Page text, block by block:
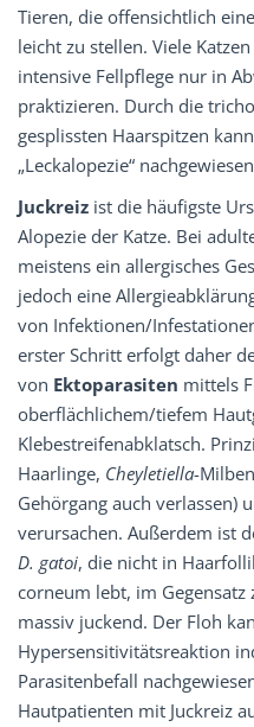
Tieren, die offensichtlich
leicht zu stellen. Viele
intensive Fellpflege nur in
praktizieren. Durch die
gesplissten Haarspitzen
„Leckalopezie“
Juckreiz ist die häufigste
Alopezie der Katze. Bei
meistens ein allergisches
jedoch eine
von Infektionen/
erster Schritt erfolgt daher
von Ektoparasiten mittels
oberflächlichem/tiefem
Klebestreifenabklatsch.
Haarlinge, Cheyletiella-
Gehörgang auch verlassen)
verursachen. Außerdem ist
D. gatoi, die nicht in
corneum lebt, im
massiv juckend. Der Floh
Hypersensitivitätsreaktion
Parasitenbefall
Hautpatienten mit Juckreiz